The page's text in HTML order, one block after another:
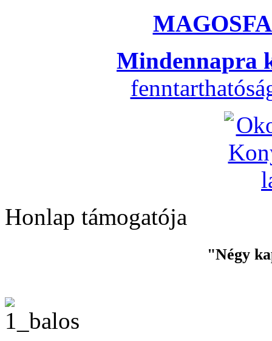
Mindennapra
Honlap támogatója
"Négy